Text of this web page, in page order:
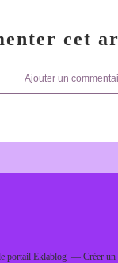
cet
Ajouter un
portail Eklablog Créer